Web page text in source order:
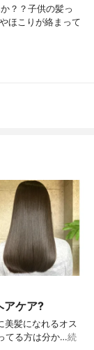
？？子供の髪っ
ほこりが絡まって
アケア?
美髪になれるオス
ってる方は分か…続